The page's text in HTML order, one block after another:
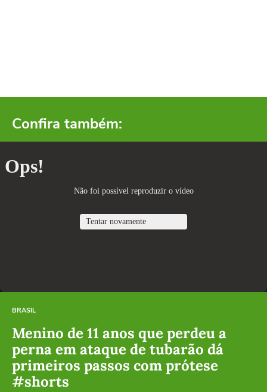
Confira também:
BRASIL
Menino de 11 anos que perdeu a
perna em ataque de tubarão dá
primeiros passos com prótese
#shorts